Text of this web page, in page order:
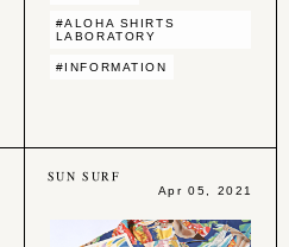
#ALOHA SHIRTS
LABORATORY
#INFORMATION
SUN SURF
Apr 05, 2021